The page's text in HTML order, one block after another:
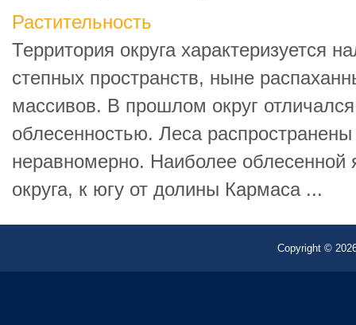
Растительность
Территория округа характеризуется
степных пространств, ныне
массивов. В прошлом округ
облесенностью. Леса
неравномерно. Наиболее облесенной
округа, к югу от долины Кармаса ...
Copyright ©